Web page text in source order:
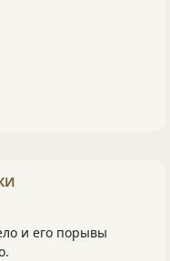
и его порывы